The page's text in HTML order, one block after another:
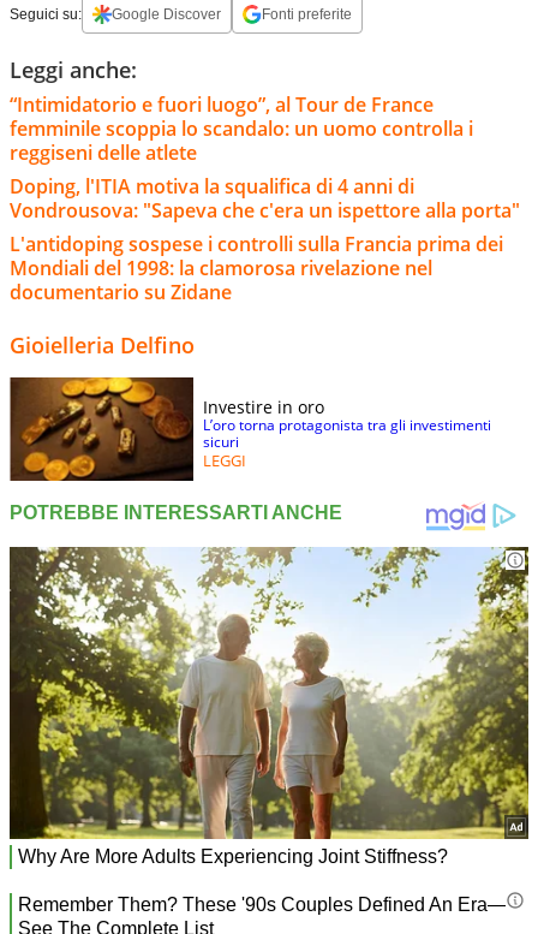
Seguici su: Google Discover Fonti preferite
Leggi anche:
“Intimidatorio e fuori luogo”, al Tour de France
femminile scoppia lo scandalo: un uomo controlla i
reggiseni delle atlete
Doping, l'ITIA motiva la squalifica di 4 anni di
Vondrousova: "Sapeva che c'era un ispettore alla porta"
L'antidoping sospese i controlli sulla Francia prima dei
Mondiali del 1998: la clamorosa rivelazione nel
documentario su Zidane
Gioielleria Delfino
Investire in oro
L’oro torna protagonista tra gli investimenti
sicuri
LEGGI